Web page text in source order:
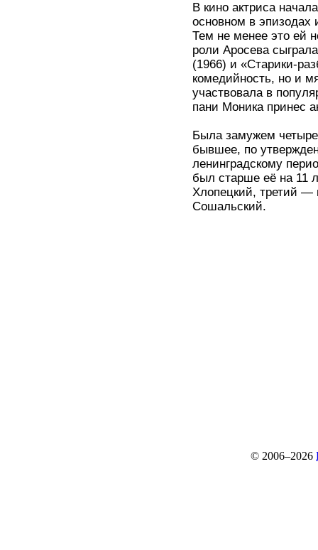
В кино актриса
основном в эпизодах
Тем не менее это ей
роли Аросева
(1966) и «Старики-
комедийность, но и
участвовала в
пани Моника принес
Была замужем
бывшее, по
ленинградскому
был старше её на 11
Хлопецкий, третий —
Сошальский.
© 2006–2026